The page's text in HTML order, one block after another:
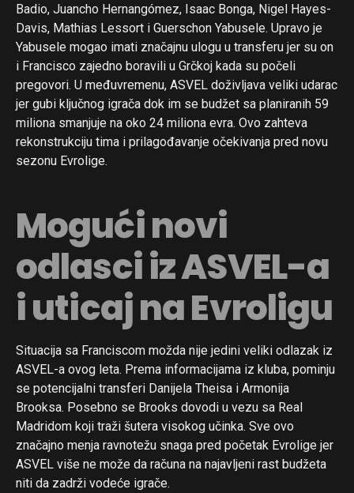
Badio, Juancho Hernangómez, Isaac Bonga, Nigel Hayes-
Davis, Mathias Lessort i Guerschon Yabusele. Upravo je
Yabusele mogao imati značajnu ulogu u transferu jer su on
i Francisco zajedno boravili u Grčkoj kada su počeli
pregovori. U međuvremenu, ASVEL doživljava veliki udarac
jer gubi ključnog igrača dok im se budžet sa planiranih 59
miliona smanjuje na oko 24 miliona evra. Ovo zahteva
rekonstrukciju tima i prilagođavanje očekivanja pred novu
sezonu Evrolige.
Mogući novi
odlasci iz ASVEL-a
i uticaj na Evroligu
Situacija sa Franciscom možda nije jedini veliki odlazak iz
ASVEL-a ovog leta. Prema informacijama iz kluba, pominju
se potencijalni transferi Danijela Theisa i Armonija
Brooksa. Posebno se Brooks dovodi u vezu sa Real
Madridom koji traži šutera visokog učinka. Sve ovo
značajno menja ravnotežu snaga pred početak Evrolige jer
ASVEL više ne može da računa na najavljeni rast budžeta
niti da zadrži vodeće igrače.